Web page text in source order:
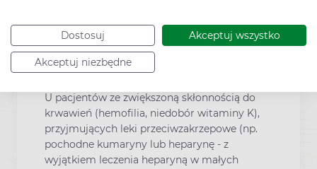
Dostosuj Akceptuj wszystko
Akceptuj niezbędne
katar sienny z polipami błony śluzowej nosa.
Ostrzeżenie to odnosi się także do pacjentów
wykazujących reakcje alergiczne (np. odczyny
skórne, świąd, pokrzywka) na inne substancje.
U pacjentów ze zwiększoną skłonnością do
krwawień (hemofilia, niedobór witaminy K),
przyjmujących leki przeciwzakrzepowe (np.
pochodne kumaryny lub heparynę - z
wyjątkiem leczenia heparyną w małych